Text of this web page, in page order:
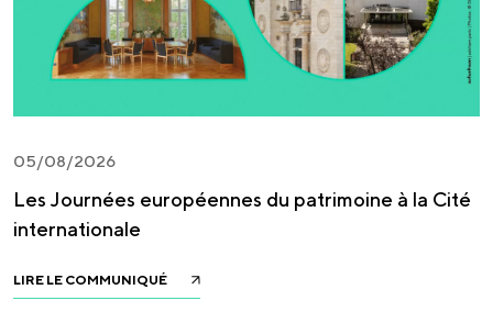
05/08/2026
Les Journées européennes du patrimoine à la Cité
internationale
LIRE LE COMMUNIQUÉ